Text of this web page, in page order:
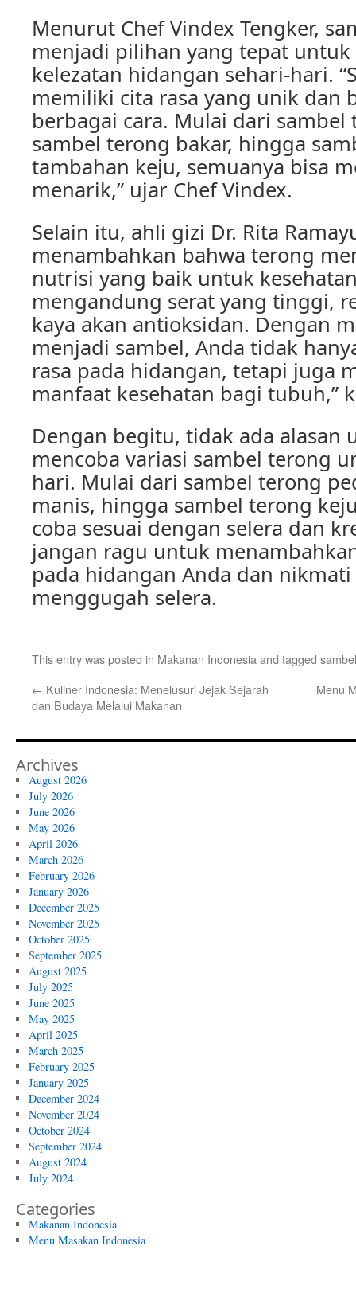
Menurut Chef Vindex Tengker,
menjadi pilihan yang tepat
kelezatan hidangan sehari-hari.
memiliki cita rasa yang unik dan
berbagai cara. Mulai dari
sambel terong bakar, hingga
tambahan keju, semuanya bisa
menarik,” ujar Chef Vindex.
Selain itu, ahli gizi Dr. Rita
menambahkan bahwa terong
nutrisi yang baik untuk
mengandung serat yang tinggi,
kaya akan antioksidan. Dengan
menjadi sambel, Anda tidak
rasa pada hidangan, tetapi juga
manfaat kesehatan bagi tubuh,”
Dengan begitu, tidak ada alasan
mencoba variasi sambel terong
hari. Mulai dari sambel terong
manis, hingga sambel terong
coba sesuai dengan selera dan
jangan ragu untuk
pada hidangan Anda dan
menggugah selera.
This entry was posted in Makanan Indonesia and tagged
← Kuliner Indonesia: Menelusuri Jejak Sejarah
dan Budaya Melalui Makanan
Menu
Archives
August 2026
July 2026
June 2026
May 2026
April 2026
March 2026
February 2026
January 2026
December 2025
November 2025
October 2025
September 2025
August 2025
July 2025
June 2025
May 2025
April 2025
March 2025
February 2025
January 2025
December 2024
November 2024
October 2024
September 2024
August 2024
July 2024
Categories
Makanan Indonesia
Menu Masakan Indonesia